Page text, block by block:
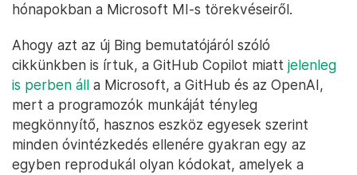
hónapokban a Microsoft MI-s törekvéseiről.
Ahogy azt az új Bing bemutatójáról szóló
cikkünkben is írtuk, a GitHub Copilot miatt jelenleg
is perben áll a Microsoft, a GitHub és az OpenAI,
mert a programozók munkáját tényleg
megkönnyítő, hasznos eszköz egyesek szerint
minden óvintézkedés ellenére gyakran egy az
egyben reprodukál olyan kódokat, amelyek a